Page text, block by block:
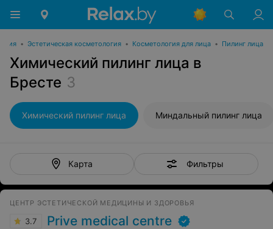
• Эстетическая косметология • Косметология для лица • Пилинг лица
Химический пилинг лица в
Бресте 3
Химический пилинг лица Миндальный пилинг лица
Карта Фильтры
ЦЕНТР ЭСТЕТИЧЕСКОЙ МЕДИЦИНЫ И ЗДОРОВЬЯ
3.7 Prive medical centre